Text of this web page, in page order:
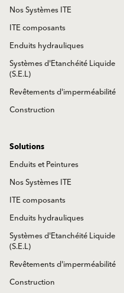
Nos Systèmes ITE
ITE composants
Enduits hydrauliques
Systèmes d'Etanchéité Liquide
(S.E.L)
Revêtements d'imperméabilité
Construction
Solutions
Enduits et Peintures
Nos Systèmes ITE
ITE composants
Enduits hydrauliques
Systèmes d'Etanchéité Liquide
(S.E.L)
Revêtements d'imperméabilité
Construction